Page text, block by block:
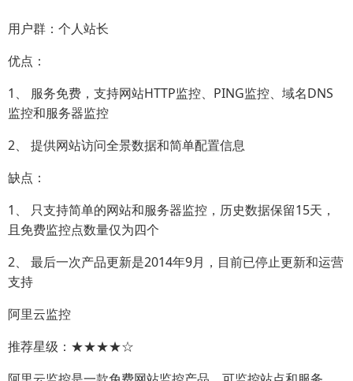
用户群：个人站长
优点：
1、 服务免费，支持网站HTTP监控、PING监控、域名DNS
监控和服务器监控
2、 提供网站访问全景数据和简单配置信息
缺点：
1、 只支持简单的网站和服务器监控，历史数据保留15天，
且免费监控点数量仅为四个
2、 最后一次产品更新是2014年9月，目前已停止更新和运营
支持
阿里云监控
推荐星级：★★★★☆